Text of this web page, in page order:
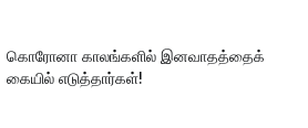
கொரோனா காலங்களில் இனவாதத்தைக்
கையில் எடுத்தார்கள்!